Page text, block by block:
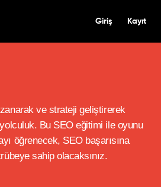
Giriş Kayıt
ve strateji geliştirerek
Bu SEO eğitimi ile oyunu
öğrenecek, SEO başarısına
sahip olacaksınız.